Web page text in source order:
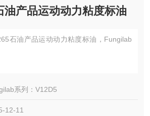
油产品运动动力粘度标油
石油产品运动动力粘度标油，Fungilab
viscosity oil)
系列：V12D5
12-11